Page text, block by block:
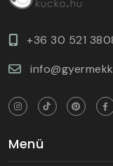
+36 30 521
Menü